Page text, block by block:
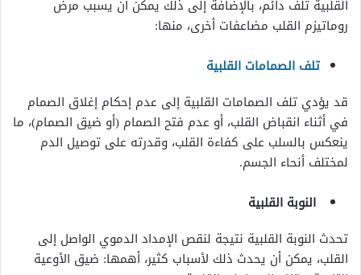
القلبية تلف دائم، بالإضافة إلى ذلك يمكن أن يسبب مرض
روماتيزم القلب مضاعفات أخرى، منها:
تلف الصمامات القلبية
قد يؤدي تلف الصمامات القلبية إلى عدم إحكام إغلاق الصمام
في أثناء انقباض القلب، أو عدم فتح الصمام (أو ضيق الصمام)، ما
ينعكس بالسلب على كفاءة القلب، وقدرته على توصيل الدم
لمختلف أنحاء الجسم.
النوبة القلبية
تحدث النوبة القلبية نتيجة لنقص الإمداد الدموي الواصل إلى
القلب، يمكن أن يحدث ذلك لأسباب كثير، أهمها: ضيق الأوعية